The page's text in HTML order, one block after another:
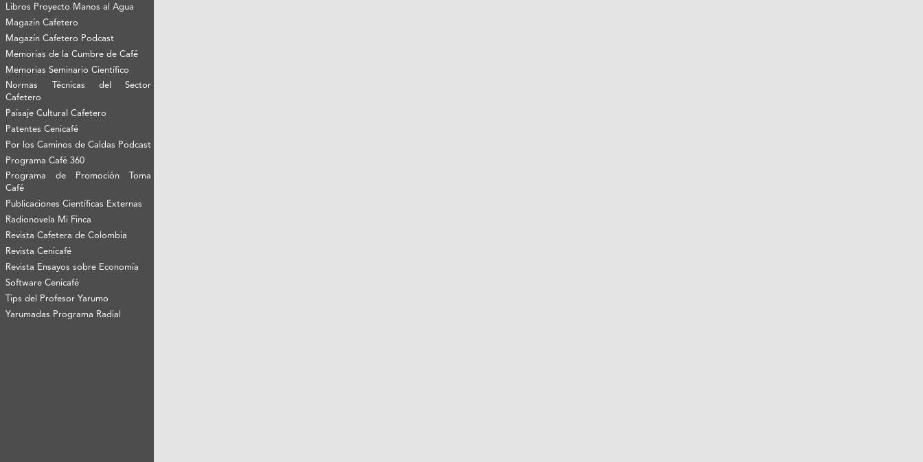
Libros Proyecto Manos al Agua
Magazín Cafetero
Magazín Cafetero Podcast
Memorias de la Cumbre de Café
Memorias Seminario Científico
Normas Técnicas del Sector
Cafetero
Paisaje Cultural Cafetero
Patentes Cenicafé
Por los Caminos de Caldas Podcast
Programa Café 360
Programa de Promoción Toma
Café
Publicaciones Científicas Externas
Radionovela Mi Finca
Revista Cafetera de Colombia
Revista Cenicafé
Revista Ensayos sobre Economía
Software Cenicafé
Tips del Profesor Yarumo
Yarumadas Programa Radial